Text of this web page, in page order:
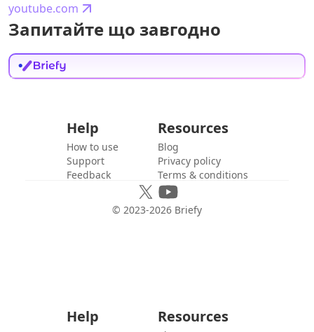
youtube.com
Запитайте що завгодно
Help
How to use
Support
Feedback
Resources
Blog
Privacy policy
Terms & conditions
© 2023-2026 Briefy
Help Resources